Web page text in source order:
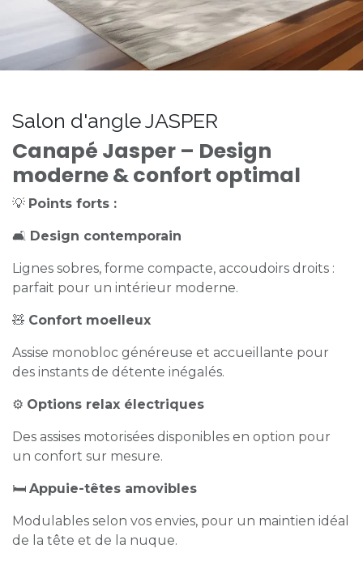
Salon d'angle JASPER
Canapé Jasper – Design
moderne & confort optimal
💡 Points forts :
🛋️ Design contemporain
Lignes sobres, forme compacte, accoudoirs droits :
parfait pour un intérieur moderne.
🧸 Confort moelleux
Assise monobloc généreuse et accueillante pour
des instants de détente inégalés.
⚙️ Options relax électriques
Des assises motorisées disponibles en option pour
un confort sur mesure.
🛏️ Appuie-têtes amovibles
Modulables selon vos envies, pour un maintien idéal
de la tête et de la nuque.